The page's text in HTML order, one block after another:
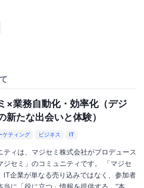
×業務自動化・効率化（デジ
新たな出会いと体験）
ケティング ビジネス IT
ティは、マジセミ株式会社がプロデュース
ジセミ」のコミュニティです。 「マジセ
IT企業が単なる売り込みではなく、参加者
当に「役に立つ」情報を提供する、”本